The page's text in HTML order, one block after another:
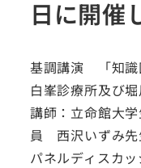
日に開催
基調講演 「知識
白峯診療所及び
講師：立命館大
員 西沢いずみ先
パネルディスカ